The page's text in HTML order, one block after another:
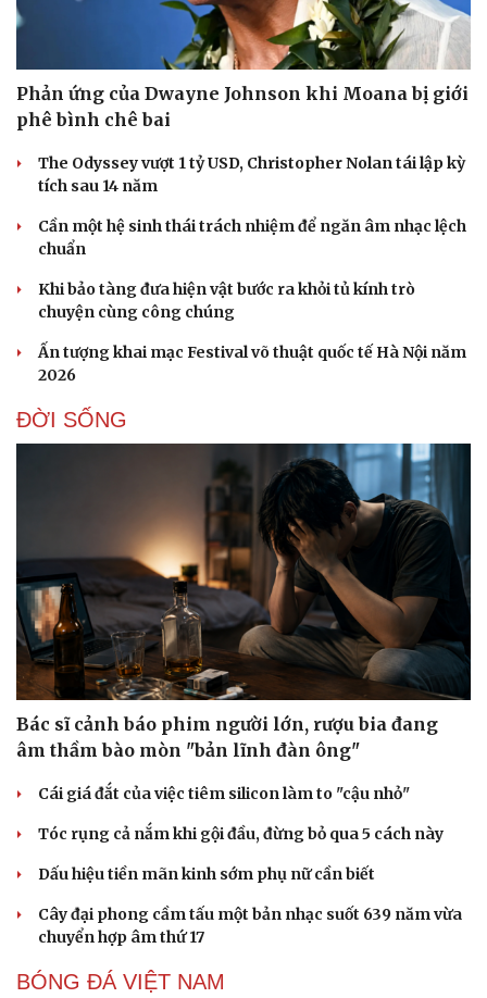
Tin nóng
Tư vấn luật
Quân sự - Quốc phòng
Việt Nam
Phản ứng của Dwayne Johnson khi Moana bị giới
phê bình chê bai
The Odyssey vượt 1 tỷ USD, Christopher Nolan tái lập kỳ
tích sau 14 năm
Cần một hệ sinh thái trách nhiệm để ngăn âm nhạc lệch
chuẩn
Khi bảo tàng đưa hiện vật bước ra khỏi tủ kính trò
chuyện cùng công chúng
Ấn tượng khai mạc Festival võ thuật quốc tế Hà Nội năm
2026
ĐỜI SỐNG
Bác sĩ cảnh báo phim người lớn, rượu bia đang
âm thầm bào mòn "bản lĩnh đàn ông"
Cái giá đắt của việc tiêm silicon làm to "cậu nhỏ"
Tóc rụng cả nắm khi gội đầu, đừng bỏ qua 5 cách này
Dấu hiệu tiền mãn kinh sớm phụ nữ cần biết
Cây đại phong cầm tấu một bản nhạc suốt 639 năm vừa
chuyển hợp âm thứ 17
BÓNG ĐÁ VIỆT NAM